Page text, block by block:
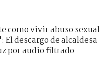
como vivir abuso sexual
descargo de alcaldesa
por audio filtrado